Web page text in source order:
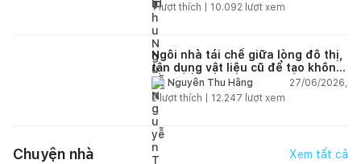
1lượt thích | 10.092 lượt xem
Ngôi nhà tái chế giữa lòng đô thị,
tận dụng vật liệu cũ để tạo không
gian sống linh hoạt
Nguyễn Thu Hằng
27/06/2026,
2lượt thích | 12.247 lượt xem
Chuyện nhà Xem tất cả